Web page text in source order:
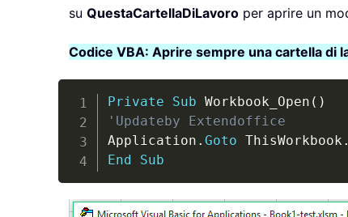
su QuestaCartellaDiLavoro per aprire un
Codice VBA: Aprire sempre una cartella di
Private Sub Workbook_Open ( )
'Updateby Extendoffice
Application . Goto ThisWorkbook .
End
Sub